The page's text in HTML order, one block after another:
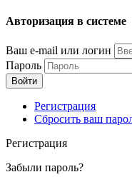
Перейти
основному
содержанию
Авторизация в системе
Ваш e-mail или логин
Пароль
Регистрация
Сбросить ваш
Регистрация
Забыли пароль?